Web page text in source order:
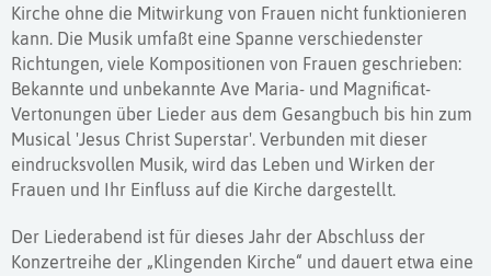
Kirche ohne die Mitwirkung von Frauen nicht funktionieren
kann. Die Musik umfaßt eine Spanne verschiedenster
Richtungen, viele Kompositionen von Frauen geschrieben:
Bekannte und unbekannte Ave Maria- und Magnificat-
Vertonungen über Lieder aus dem Gesangbuch bis hin zum
Musical 'Jesus Christ Superstar'. Verbunden mit dieser
eindrucksvollen Musik, wird das Leben und Wirken der
Frauen und Ihr Einfluss auf die Kirche dargestellt.
Der Liederabend ist für dieses Jahr der Abschluss der
Konzertreihe der „Klingenden Kirche“ und dauert etwa eine